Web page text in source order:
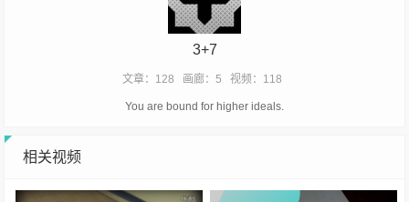
3+7
文章：128 画廊：5 视频：118
You are bound for higher ideals.
相关视频